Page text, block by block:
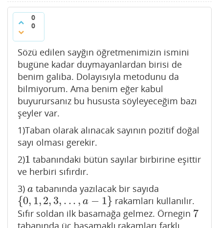
0
0
Sözü edilen sayğın öğretmenimizin ismini
bugüne kadar duymayanlardan birisi de
benim galiba. Dolayısıyla metodunu da
bilmiyorum. Ama benim eğer kabul
buyurursanız bu hususta söyleyeceğim bazı
şeyler var.
1)Taban olarak alınacak sayının pozitif doğal
sayı olması gerekir.
2)1
1 tabanındaki bütün sayılar birbirine eşittir
ve herbiri sıfırdır.
3) a
a tabanında yazılacak bir sayıda
{0, 1,2, 3, . .. , a − 1}
{0,1 ,2, 3,. .,a − 1 }
rakamları kullanılır.
Sıfır soldan ilk basamağa gelmez. Örnegin 7
7
tabanında üç basamaklı,rakamları farklı